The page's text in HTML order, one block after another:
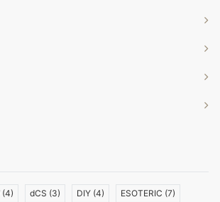
(4) dCS (3) DIY (4) ESOTERIC (7)